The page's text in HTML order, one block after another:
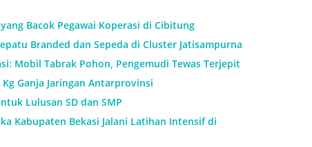
Bacok Pegawai Koperasi di Cibitung
Branded dan Sepeda di Cluster Jatisampurna
Mobil Tabrak Pohon, Pengemudi Tewas Terjepit
Ganja Jaringan Antarprovinsi
Lulusan SD dan SMP
Kabupaten Bekasi Jalani Latihan Intensif di